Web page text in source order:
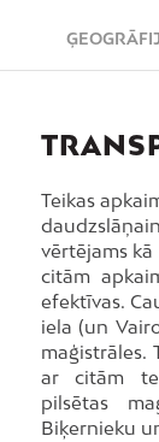
Teikas
vērtējams
citām
efektīvas.
iela (un
maģistrāles.
ar citām
pilsētas
Biķernieku